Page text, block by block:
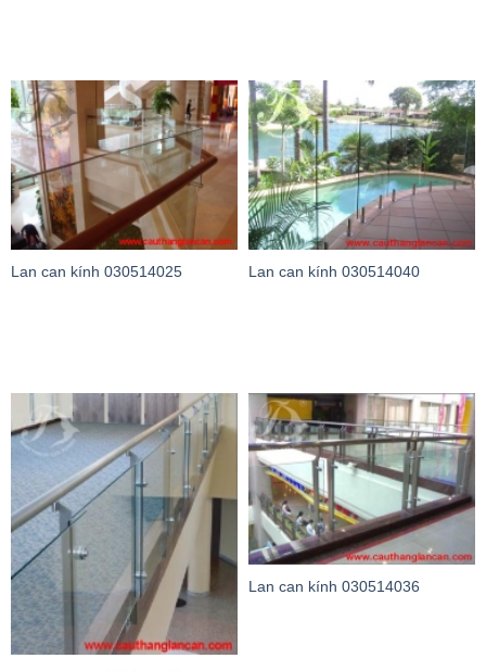
Lan can kính 030514025 Lan can kính 030514040
Lan can kính 030514036